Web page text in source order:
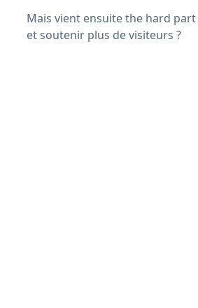
Mais vient ensuite the hard
et soutenir plus de visiteurs ?